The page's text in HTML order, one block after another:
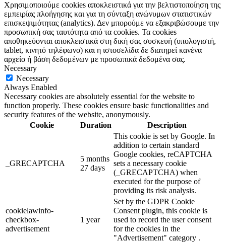
Χρησιμοποιούμε cookies αποκλειστικά για την βελτιστοποίηση της
εμπειρίας πλοήγησης και για τη σύνταξη ανώνυμων στατιστικών
επισκεψιμότητας (analytics). Δεν μπορούμε να εξακριβώσουμε την
προσωπική σας ταυτότητα από τα cookies. Τα cookies
αποθηκεύονται αποκλειστικά στη δική σας συσκευή (υπολογιστή,
tablet, κινητό τηλέφωνο) και η ιστοσελίδα δε διατηρεί κανένα
αρχείο ή βάση δεδομένων με προσωπικά δεδομένα σας.
Necessary
Necessary
Always Enabled
Necessary cookies are absolutely essential for the website to
function properly. These cookies ensure basic functionalities and
security features of the website, anonymously.
Cookie
Duration Description
_GRECAPTCHA
5 months
27 days
This cookie is set by Google. In
addition to certain standard
Google cookies, reCAPTCHA
sets a necessary cookie
(_GRECAPTCHA) when
executed for the purpose of
providing its risk analysis.
cookielawinfo-
checkbox-
advertisement
1 year
Set by the GDPR Cookie
Consent plugin, this cookie is
used to record the user consent
for the cookies in the
"Advertisement" category .